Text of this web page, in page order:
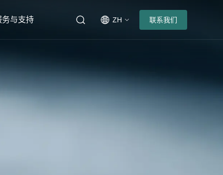
务与支持 ZH 联系我们